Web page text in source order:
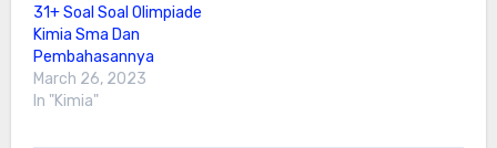
31+ Soal Soal Olimpiade
Kimia Sma Dan
Pembahasannya
March 26, 2023
In "Kimia"